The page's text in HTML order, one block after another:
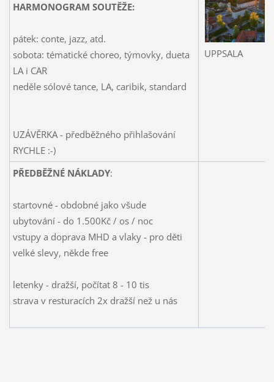
HARMONOGRAM SOUTĚŽE:
pátek: conte, jazz, atd.
sobota: tématické choreo, týmovky, dueta
LA i CAR
neděle sólové tance, LA, caribik, standard
UZÁVĚRKA - předběžného přihlašování
RYCHLE :-)
UPPSALA
PŘEDBĚŽNÉ NÁKLADY:
startovné - obdobné jako všude
ubytování - do 1.500Kč / os / noc
vstupy a doprava MHD a vlaky - pro děti
velké slevy, někde free
letenky - dražší, počítat 8 - 10 tis
strava v resturacích 2x dražší než u nás